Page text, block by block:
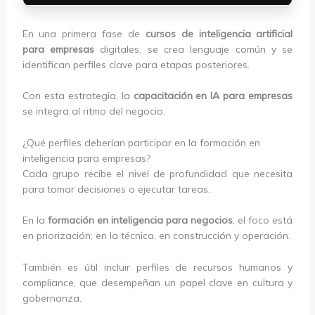
En una primera fase de cursos de inteligencia artificial
para empresasdigitales, se crea lenguaje común y se
identifican perfiles clave para etapas posteriores.
Con esta estrategia, la capacitación en IA para empresas
se integra al ritmo del negocio.
¿Qué perfiles deberían participar en la formación en
inteligencia para empresas?
Cada grupo recibe el nivel de profundidad que necesita
para tomar decisiones o ejecutar tareas.
En la formación en inteligencia para negocios, el foco está
en priorización; en la técnica, en construcción y operación.
También es útil incluir perfiles de recursos humanos y
compliance, que desempeñan un papel clave en cultura y
gobernanza.